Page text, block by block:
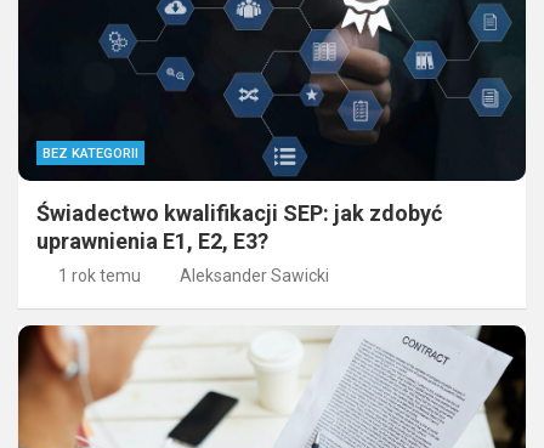
BEZ KATEGORII
Świadectwo kwalifikacji SEP: jak zdobyć
uprawnienia E1, E2, E3?
1 rok temu Aleksander Sawicki